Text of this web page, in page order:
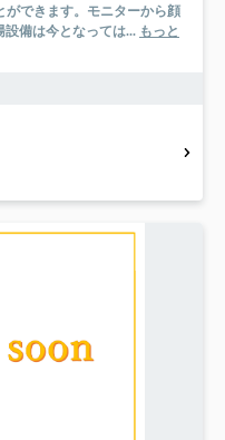
ができます。モニターから顔
備は今となっては... もっと